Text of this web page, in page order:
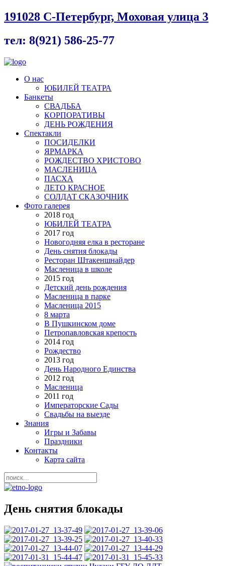
191028 С-Петербург, Моховая улица 3
тел: 8(921) 586-25-77
О нас
ЮБИЛЕЙ ТЕАТРА
Банкеты
СВАДЬБА
КОРПОРАТИВЫ
ДЕНЬ РОЖДЕНИЯ
Спектакли
ПОСИДЕЛКИ
ЯРМАРКА
РОЖДЕСТВО ХРИСТОВО
МАСЛЕНИЦА
ПАСХА
ЛЕТО КРАСНОЕ
СОЛДАТ СКАЗОЧНИК
Фото галерея
2018 год
ЮБИЛЕЙ ТЕАТРА
2017 год
Новогодняя елка в ресторане
День снятия блокады
Ресторан Штакеншнайдер
Масленица в школе
2015 год
Детский день рождения
Масленица в парке
Масленица 2015
8 марта
В Пушкинском доме
Петропавловская крепость
2014 год
Рождество
2013 год
День Народного Единства
2012 год
Масленица
2011 год
Императорские Сады
Свадьбы на выезде
Знания
Игры и Забавы
Праздники
Контакты
Карта сайта
День снятия блокады